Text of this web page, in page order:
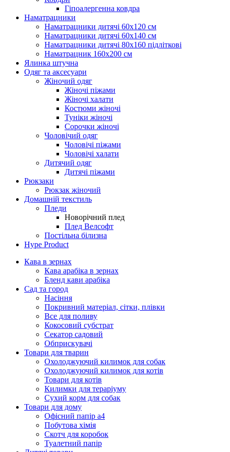
Гіпоалергенна ковдра
Наматрацники
Наматрацники дитячі 60х120 см
Наматрацники дитячі 60х140 см
Наматрацники дитячі 80х160 підліткові
Наматрацник 160х200 см
Ялинка штучна
Одяг та аксесуари
Жіночий одяг
Жіночі піжами
Жіночі халати
Костюми жіночі
Туніки жіночі
Сорочки жіночі
Чоловічий одяг
Чоловічі піжами
Чоловічі халати
Дитячий одяг
Дитячі піжами
Рюкзаки
Рюкзак жіночий
Домашній текстиль
Пледи
Новорічний плед
Плед Велсофт
Постільна білизна
Hype Product
Кава в зернах
Кава арабіка в зернах
Бленд кави арабіка
Сад та город
Насіння
Покривний матеріал, сітки, плівки
Все для поливу
Кокосовий субстрат
Секатор садовий
Обприскувачі
Товари для тварин
Охолоджуючий килимок для собак
Охолоджуючий килимок для котів
Товари для котів
Килимки для тераріуму
Сухий корм для собак
Товари для дому
Офісний папір а4
Побутова хімія
Скотч для коробок
Туалетний папір